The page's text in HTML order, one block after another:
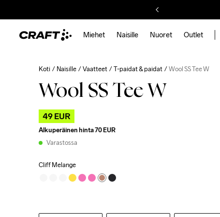
Miehet Naisille Nuoret Outlet
Koti Naisille Vaatteet T-paidat & paidat Wool SS Tee W
Wool SS Tee W
49 EUR
Alkuperäinen hinta70 EUR
Varastossa
Cliff Melange